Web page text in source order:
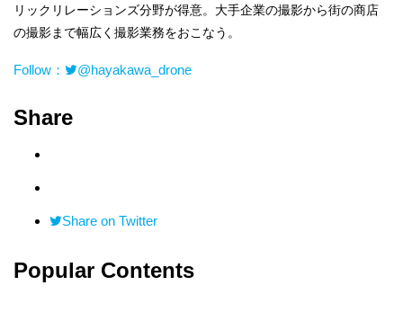
リックリレーションズ分野が得意。大手企業の撮影から街の商店
の撮影まで幅広く撮影業務をおこなう。
Follow： @hayakawa_drone
Share
Share on Twitter
Popular Contents